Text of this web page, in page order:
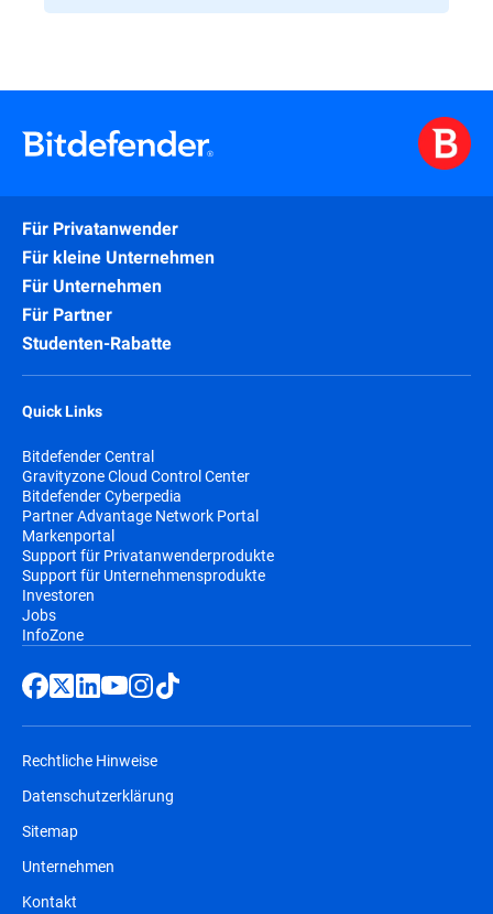
Für Privatanwender
Für kleine Unternehmen
Für Unternehmen
Für Partner
Studenten-Rabatte
Quick Links
Bitdefender Central
Gravityzone Cloud Control Center
Bitdefender Cyberpedia
Partner Advantage Network Portal
Markenportal
Support für Privatanwenderprodukte
Support für Unternehmensprodukte
Investoren
Jobs
InfoZone
Rechtliche Hinweise
Datenschutzerklärung
Sitemap
Unternehmen
Kontakt